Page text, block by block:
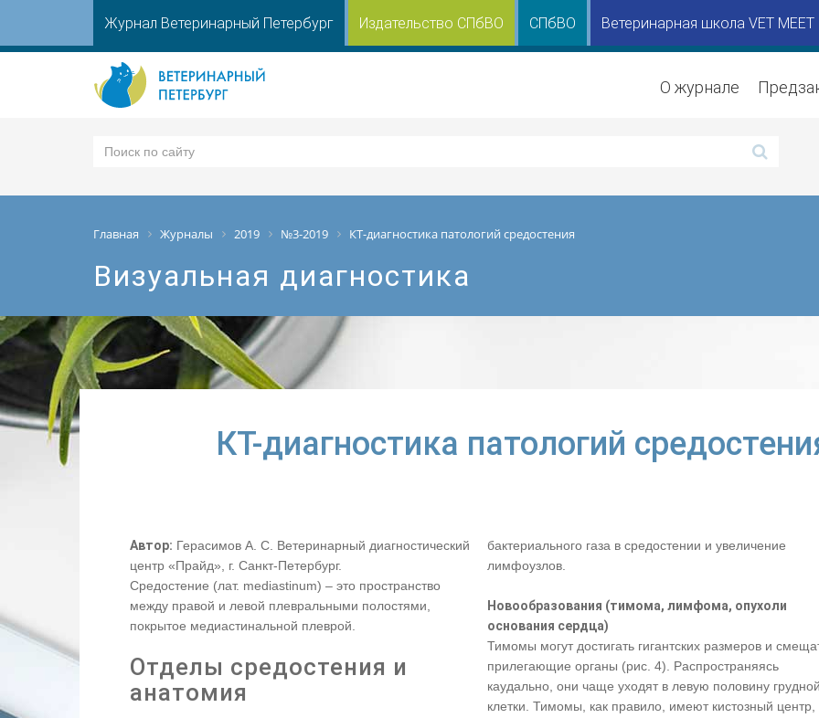
Журнал Ветеринарный Петербург Издательство СПбВО СПбВО Ветеринарная школа VET MEET
О журнале
Главная Журналы 2019 №3-2019 КТ-диагностика патологий средостения
Визуальная диагностика
КТ-диагностика патологий
Автор: Герасимов А. С. Ветеринарный диагностический
центр «Прайд», г. Санкт-Петербург.
Средостение (лат. mediastinum) – это пространство
между правой и левой плевральными полостями,
покрытое медиастинальной плеврой.
Отделы средостения и
анатомия
бактериального газа в средостении и увеличение
лимфоузлов.
Новообразования (тимома, лимфома, опухоли
основания сердца)
Тимомы могут достигать гигантских размеров и
прилегающие органы (рис. 4). Распространяясь
каудально, они чаще уходят в левую половину
клетки. Тимомы, как правило, имеют кистозный центр,